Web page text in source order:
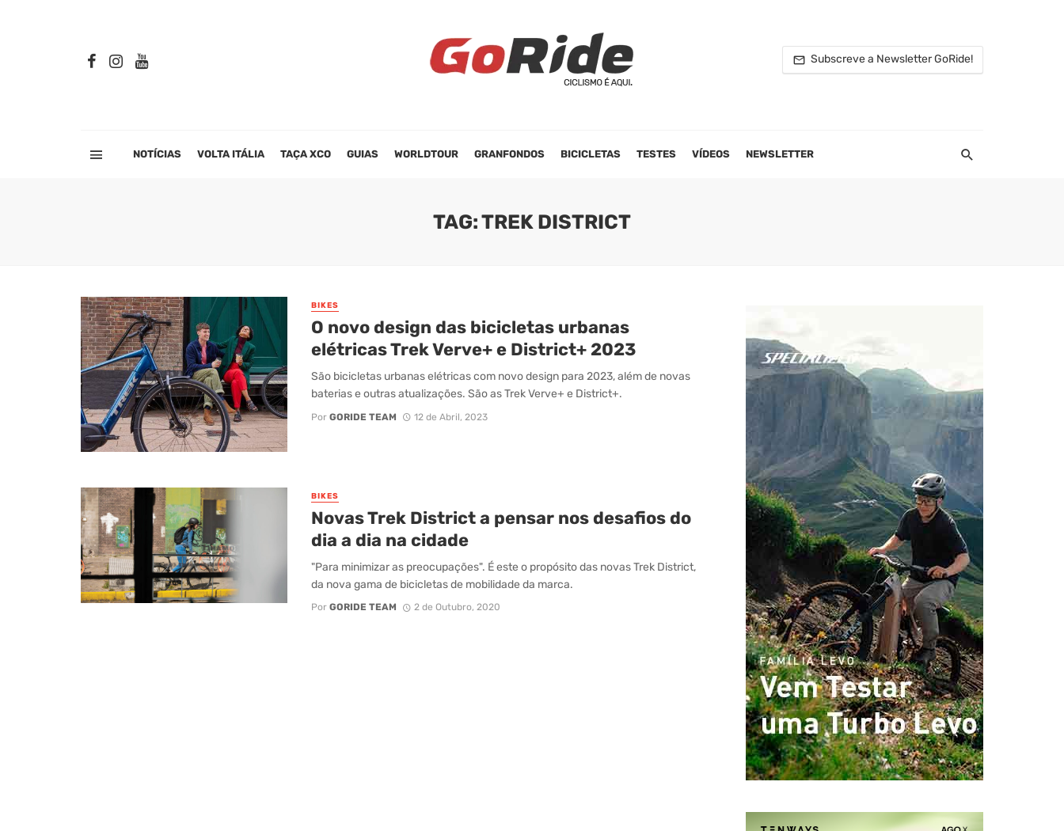
Subscreve a Newsletter GoRide!
NOTÍCIAS VOLTA ITÁLIA TAÇA XCO GUIAS WORLDTOUR GRANFONDOS BICICLETAS TESTES VÍDEOS NEWSLETTER
TAG: TREK DISTRICT
BIKES
O novo design das bicicletas urbanas
elétricas Trek Verve+ e District+ 2023
São bicicletas urbanas elétricas com novo design para 2023, além de novas
baterias e outras atualizações. São as Trek Verve+ e District+.
Por GORIDE TEAM 12 de Abril, 2023
BIKES
Novas Trek District a pensar nos desafios do
dia a dia na cidade
"Para minimizar as preocupações". É este o propósito das novas Trek District,
da nova gama de bicicletas de mobilidade da marca.
Por GORIDE TEAM 2 de Outubro, 2020